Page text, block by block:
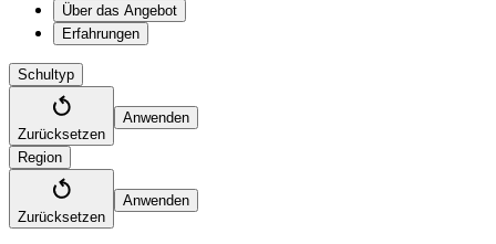
Über das Angebot
Erfahrungen
Schultyp
Zurücksetzen
Anwenden
Region
Zurücksetzen
Anwenden